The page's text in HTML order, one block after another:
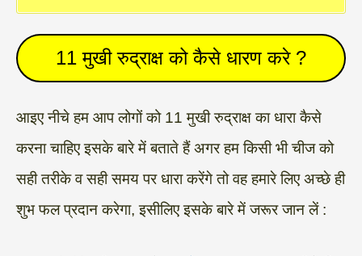
11 मुखी रुद्राक्ष को कैसे धारण करे ?
आइए नीचे हम आप लोगों को 11 मुखी रुद्राक्ष का धारा कैसे
करना चाहिए इसके बारे में बताते हैं अगर हम किसी भी चीज को
सही तरीके व सही समय पर धारा करेंगे तो वह हमारे लिए अच्छे ही
शुभ फल प्रदान करेगा, इसीलिए इसके बारे में जरूर जान लें :